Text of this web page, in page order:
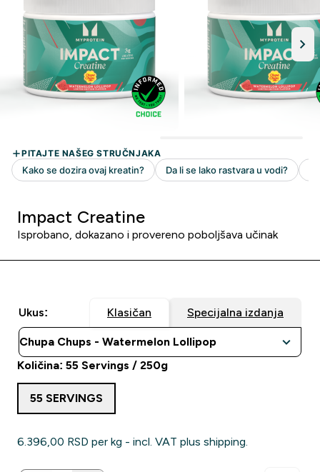
Impact Creatine
Isprobano, dokazano i provereno poboljšava učinak
Ukus: Klasičan Specijalna izdanja
Količina: 55 Servings / 250g
55 SERVINGS
6.396,00 RSD‎ per kg - incl. VAT plus shipping.